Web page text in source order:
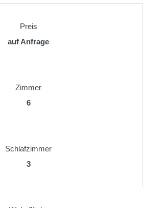
Preis
auf Anfrage
Zimmer
6
Schlafzimmer
3